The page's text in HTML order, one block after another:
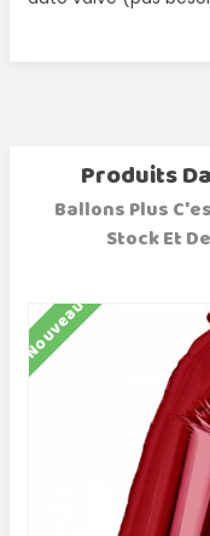
Produits
Ballons Plus
Stock Et
Nouveau